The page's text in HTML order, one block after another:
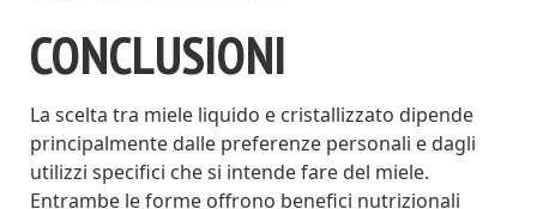
CONCLUSIONI
La scelta tra miele liquido e cristallizzato dipende
principalmente dalle preferenze personali e dagli
utilizzi specifici che si intende fare del miele.
Entrambe le forme offrono benefici nutrizionali